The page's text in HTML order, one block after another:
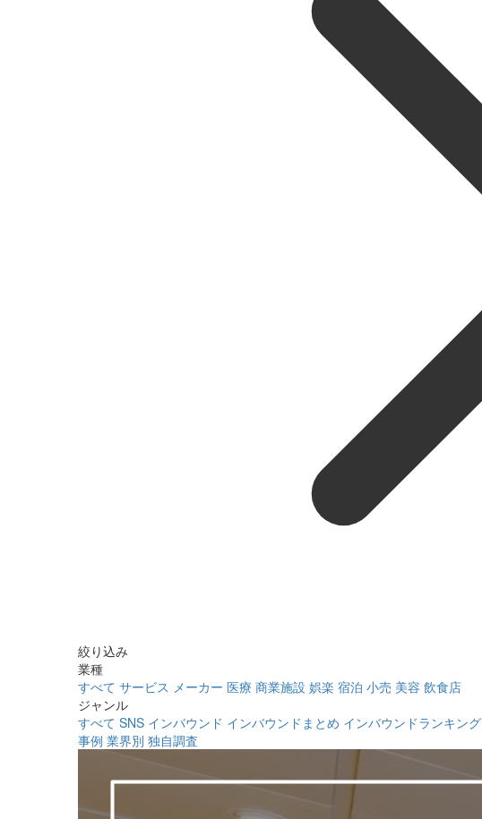
絞り込み
業種
すべて サービス メーカー 医療 商業施設 娯楽 宿泊 小売 美容 飲食店
ジャンル
すべて SNS インバウンド インバウンドまとめ インバウンドランキング
事例 業界別 独自調査